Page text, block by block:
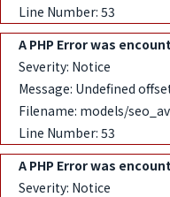
Line Number: 53
A PHP Error was
Severity: Notice
Message: Undefined
Filename: models/
Line Number: 53
A PHP Error was
Severity: Notice